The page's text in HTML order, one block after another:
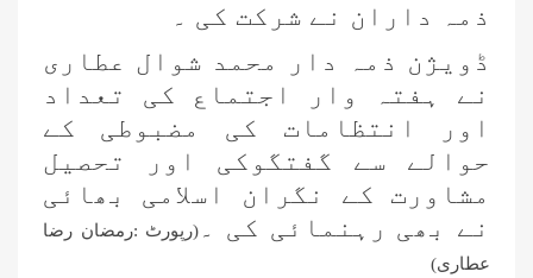
ذمہ داران نے شرکت کی ۔
ڈویژن ذمہ دار محمد شوال عطاری
نے ہفتہ وار اجتماع کی تعداد
اور انتظامات کی مضبوطی کے
حوالے سے گفتگوکی اور تحصیل
مشاورت کے نگران اسلامی بھائی
نے بھی رہنمائی کی ۔ (رپورٹ :رمضان رضا
عطاری)